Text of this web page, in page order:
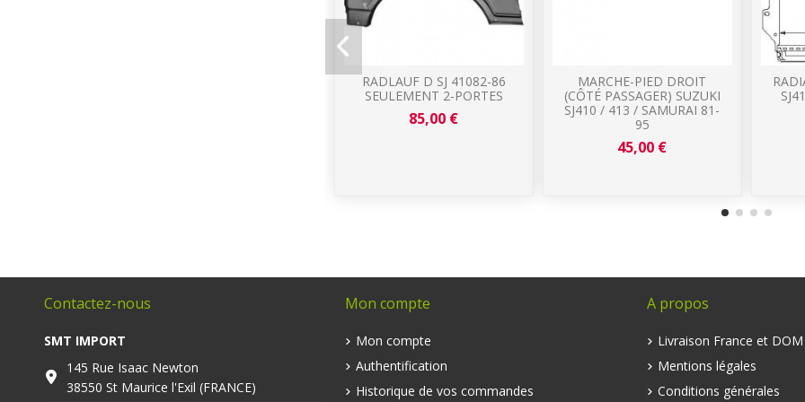
RADLAUF D SJ 41082-86
SEULEMENT 2-PORTES
85,00 €
MARCHE-PIED DROIT
(CÔTÉ PASSAGER) SUZUKI
SJ410 / 413 / SAMURAI 81-
95
45,00 €
Contactez-nous
SMT IMPORT
145 Rue Isaac Newton
38550 St Maurice l'Exil (FRANCE)
Mon compte
Mon compte
Authentification
Historique de vos commandes
A propos
Livraison France et
Mentions légales
Conditions générales